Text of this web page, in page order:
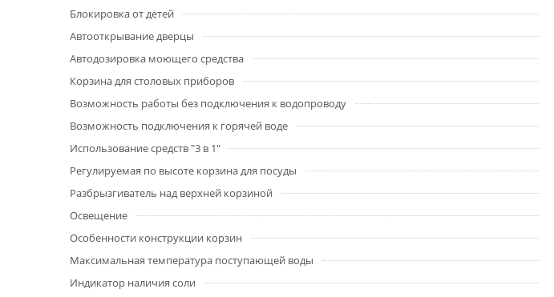
Блокировка от детей
Автооткрывание дверцы
Автодозировка моющего средства
Корзина для столовых приборов
Возможность работы без подключения к водопроводу
Возможность подключения к горячей воде
Использование средств "3 в 1"
Регулируемая по высоте корзина для посуды
Разбрызгиватель над верхней корзиной
Освещение
Особенности конструкции корзин
Максимальная температура поступающей воды
Индикатор наличия соли